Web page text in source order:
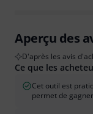
Aperçu des
D'après les avis
Ce que les
Cet outil est
permet de